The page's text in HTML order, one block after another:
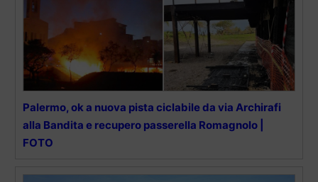
Palermo, ok a nuova pista ciclabile da via Archirafi
alla Bandita e recupero passerella Romagnolo |
FOTO